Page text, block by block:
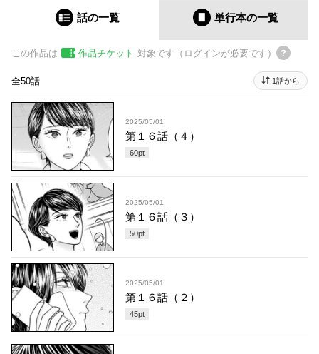
話の一覧 単行本の一覧
この作品は 作品チケット 対象です（ログインが必要です）
全50話 1話から
2025/05/01
第１６話（４）
60pt
2025/05/01
第１６話（３）
50pt
2025/05/01
第１６話（２）
45pt